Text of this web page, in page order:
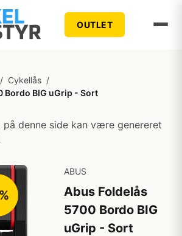
OUTLET
/ Cykellås /
Bordo BIG uGrip - Sort
på denne side kan være genereret
ABUS
Abus Foldelås
5700 Bordo BIG
uGrip - Sort